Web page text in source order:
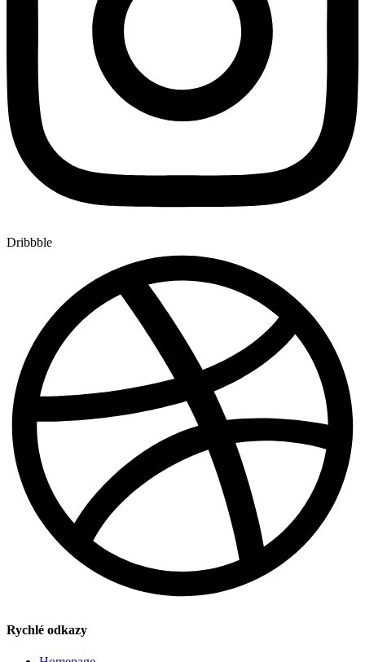
Dribbble
Rychlé odkazy